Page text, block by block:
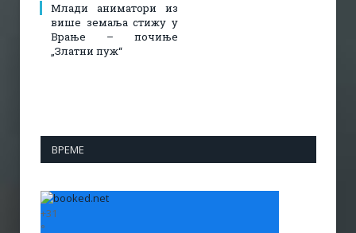
Млади аниматори из
више земаља стижу у
Врање – почиње
„Златни пуж“
ВРЕМЕ
+31
°